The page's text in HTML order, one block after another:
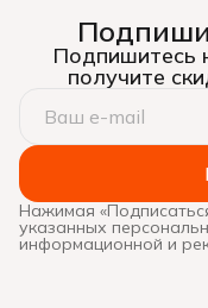
Подпишитесь
получите
Нажимая
указанных
информационной и